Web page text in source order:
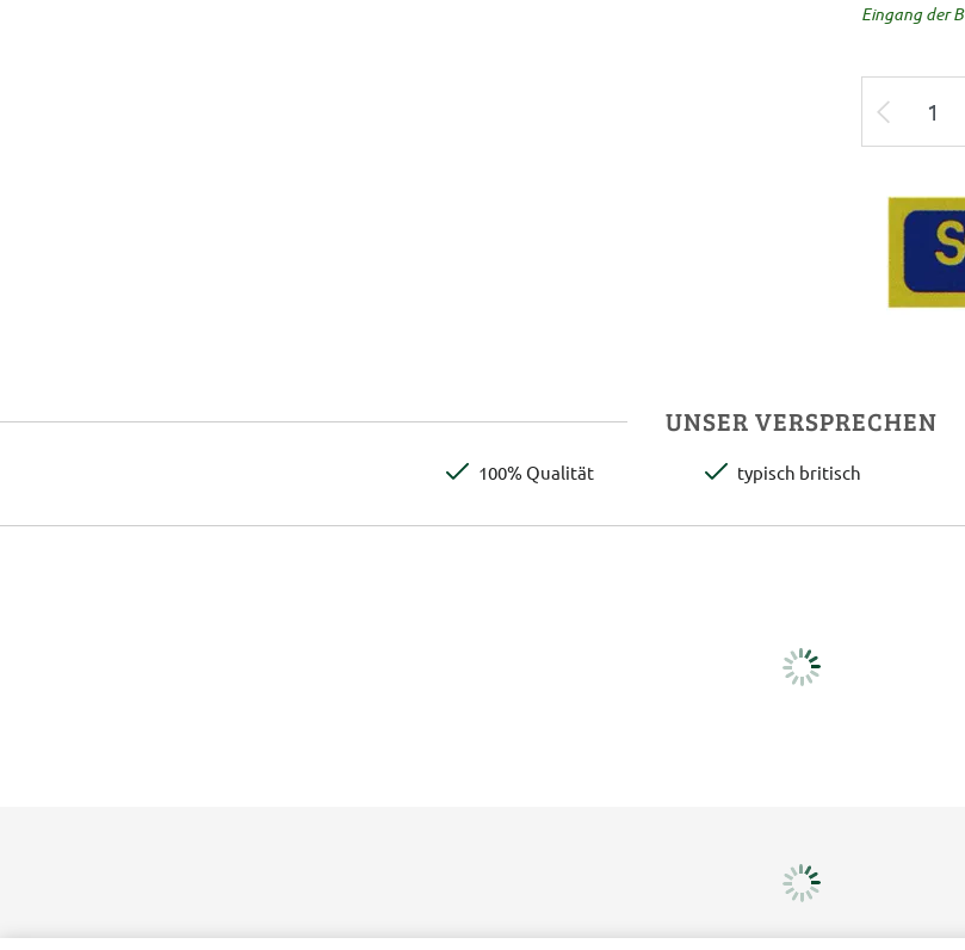
Eingang der
UNSER VERSPRECHEN
100% Qualität typisch britisch